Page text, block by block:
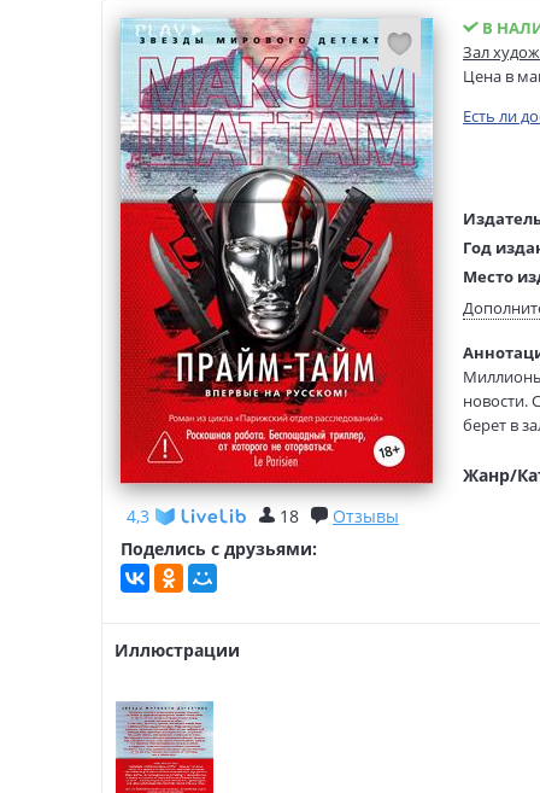
4,3 18
Отзывы
Поделись с друзьями:
В
Зал
Цена в
Есть ли
Год
Место
Возраст:
Язык
Редактор/
Перевод:
Тип
новости.
берет в
Жанр/
Иллюстрации